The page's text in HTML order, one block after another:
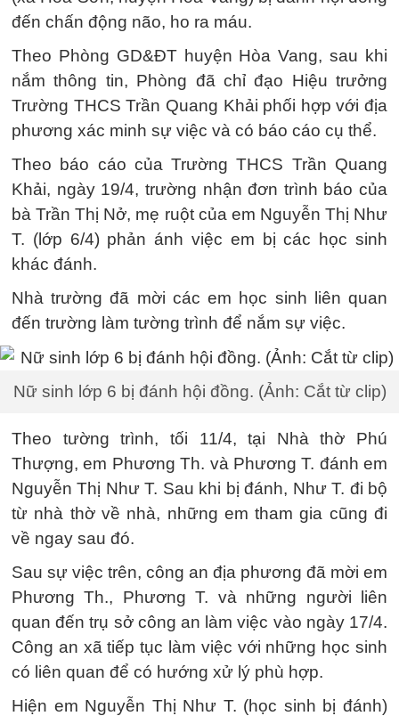
đến chấn động não, ho ra máu.
Theo Phòng GD&ĐT huyện Hòa Vang, sau khi
nắm thông tin, Phòng đã chỉ đạo Hiệu trưởng
Trường THCS Trần Quang Khải phối hợp với địa
phương xác minh sự việc và có báo cáo cụ thể.
Theo báo cáo của Trường THCS Trần Quang
Khải, ngày 19/4, trường nhận đơn trình báo của
bà Trần Thị Nở, mẹ ruột của em Nguyễn Thị Như
T. (lớp 6/4) phản ánh việc em bị các học sinh
khác đánh.
Nhà trường đã mời các em học sinh liên quan
đến trường làm tường trình để nắm sự việc.
Nữ sinh lớp 6 bị đánh hội đồng. (Ảnh: Cắt từ clip)
Theo tường trình, tối 11/4, tại Nhà thờ Phú
Thượng, em Phương Th. và Phương T. đánh em
Nguyễn Thị Như T. Sau khi bị đánh, Như T. đi bộ
từ nhà thờ về nhà, những em tham gia cũng đi
về ngay sau đó.
Sau sự việc trên, công an địa phương đã mời em
Phương Th., Phương T. và những người liên
quan đến trụ sở công an làm việc vào ngày 17/4.
Công an xã tiếp tục làm việc với những học sinh
có liên quan để có hướng xử lý phù hợp.
Hiện em Nguyễn Thị Như T. (học sinh bị đánh)